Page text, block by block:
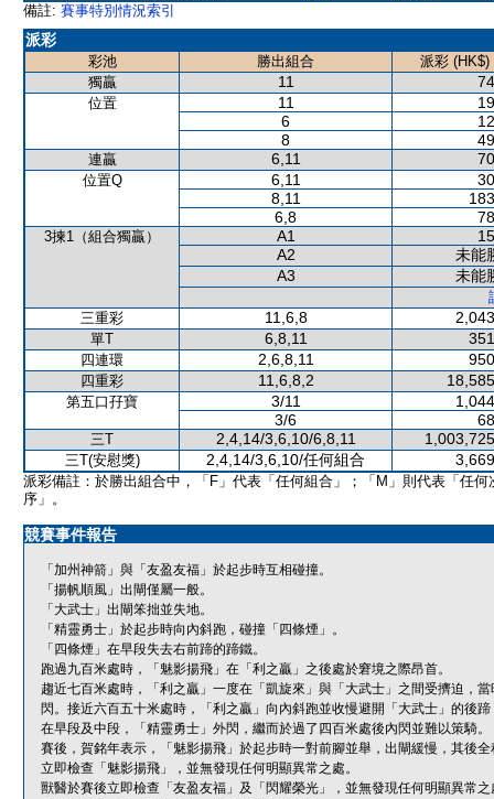
備註: 賽事特別情況索引
派彩
彩池 勝出組合
派彩 (HK$)
獨贏
11
位置 11
6
8
連贏 6,11
位置Q 6,11
8,11
6,8
3揀1（組合獨贏） A1
A2
未能
A3
未能
三重彩
11,6,8
單T 6,8,11
四連環 2,6,8,11
四重彩 11,6,8,2
第五口孖寶 3/11
3/6
三T 2,4,14/3,6,10/6,8,11
三T(安慰獎) 2,4,14/3,6,10/任何組合
派彩備註：於勝出組合中，「F」代表「任何組合」；「M」則代表「任何
序」。
競賽事件報告
「加州神箭」與「友盈友福」於起步時互相碰撞。
「揚帆順風」出閘僅屬一般。
「大武士」出閘笨拙並失地。
「精靈勇士」於起步時向內斜跑，碰撞「四條煙」。
「四條煙」在早段失去右前蹄的蹄鐵。
跑過九百米處時，「魅影揚飛」在「利之贏」之後處於窘境之際昂首。
趨近七百米處時，「利之贏」一度在「凱旋來」與「大武士」之間受擠迫，
閃。接近六百五十米處時，「利之贏」向內斜跑並收慢避開「大武士」的後
在早段及中段，「精靈勇士」外閃，繼而於過了四百米處後內閃並難以策騎。
賽後，賀銘年表示，「魅影揚飛」於起步時一對前腳並舉，出閘緩慢，其後
立即檢查「魅影揚飛」，並無發現任何明顯異常之處。
獸醫於賽後立即檢查「友盈友福」及「閃耀榮光」，並無發現任何明顯異常之